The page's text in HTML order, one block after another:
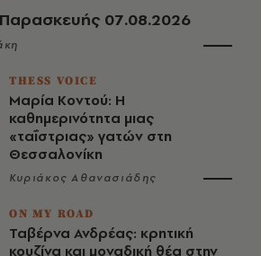
07.08.2026
THESS VOICE
Μαρία Κοντού: Η
καθημερινότητα μιας
«ταΐστριας» γατών στη
Θεσσαλονίκη
Κυριάκος Αθανασιάδης
ON MY ROAD
Ταβέρνα Ανδρέας: κρητική
κουζίνα και μοναδική θέα στην